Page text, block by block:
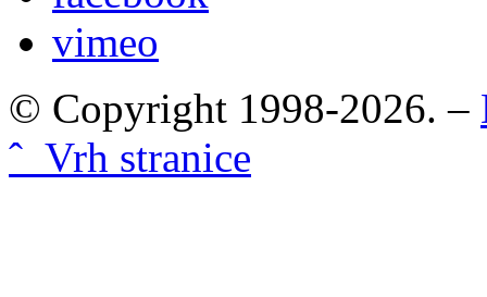
vimeo
© Copyright 1998-2026. –
ˆ Vrh stranice